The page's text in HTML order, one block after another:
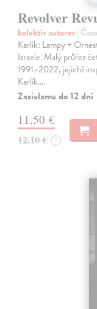
Revolver
kolektív autorov|
Karlík: Lampy +
Izraele. Malý průřez
1991–2022, jejichž
Karlík.…
Zasielame do 12 dní
11,50 €
12,10 € ?